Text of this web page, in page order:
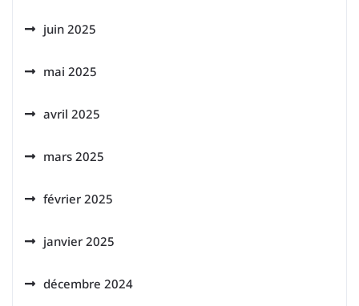
juin 2025
mai 2025
avril 2025
mars 2025
février 2025
janvier 2025
décembre 2024